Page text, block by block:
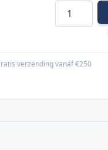
Aantal
verzending vanaf €250